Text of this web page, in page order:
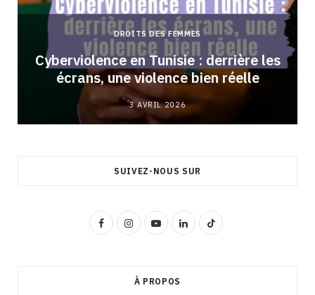
DROITS DES FEMMES
Cyberviolence en Tunisie : derrière les
écrans, une violence bien réelle
3 AVRIL 2026
SUIVEZ-NOUS SUR
F
I
Y
L
T
À PROPOS